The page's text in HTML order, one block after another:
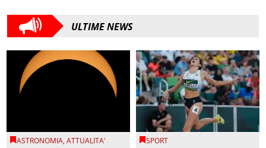
ULTIME NEWS
ASTRONOMIA,ATTUALITA' SPORT